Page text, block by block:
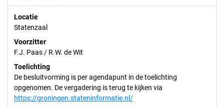
Locatie
Statenzaal
Voorzitter
F.J. Paas / R.W. de Wit
Toelichting
De besluitvorming is per agendapunt in de toelichting
opgenomen. De vergadering is terug te kijken via
https://groningen.stateninformatie.nl/